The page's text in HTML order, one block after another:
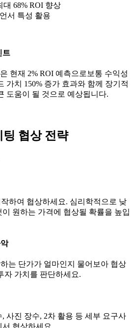
대 68% ROI 향상
서 특성 활용
트
현재 2% ROI 예측으로 보통 수익성
가치
150% 증가 효과와 함께 장기적
도움이 될 것으로 예상됩니다.
협상 전략
하여 협상하세요. 심리학적으로 낮
원하는 가격에 협상될 확률을 높입
는 단가가 얼마인지 물어보아 협상
자 가치를 판단하세요.
사진 장수, 2차 활용 등 세부 요구사
협상하세요.